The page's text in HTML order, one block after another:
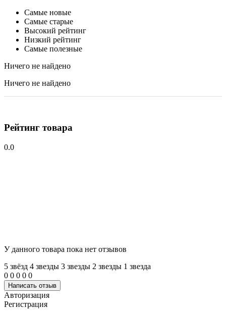
Самые новые
Самые старые
Высокий рейтинг
Низкий рейтинг
Самые полезные
Ничего не найдено
Ничего не найдено
Рейтинг товара
0.0
У данного товара пока нет отзывов
5 звёзд 4 звeзды 3 звeзды 2 звeзды 1 звeзда
0 0 0 0 0
Написать отзыв
Авторизация
Регистрация